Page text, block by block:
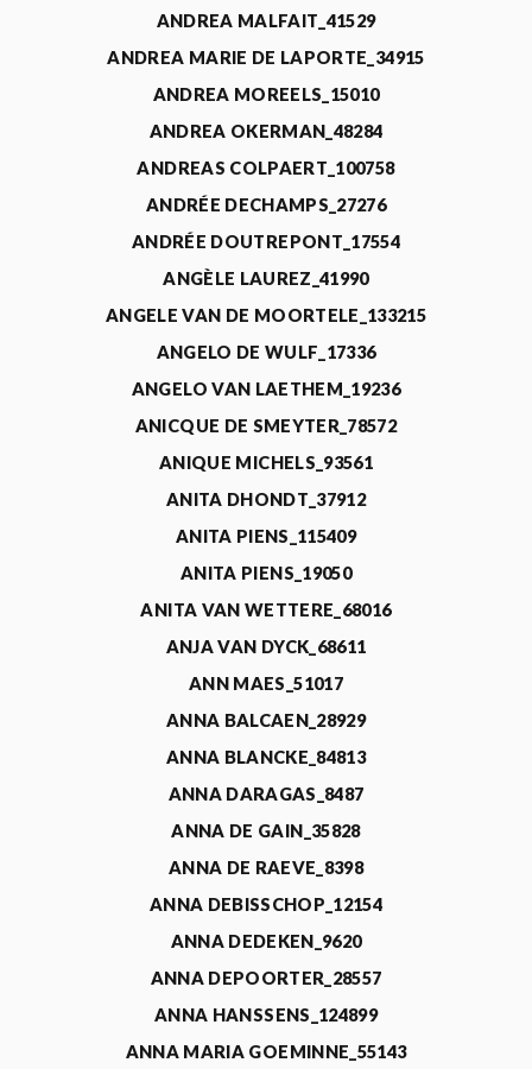
ANDREA MALFAIT_41529
ANDREA MARIE DE LAPORTE_34915
ANDREA MOREELS_15010
ANDREA OKERMAN_48284
ANDREAS COLPAERT_100758
ANDRÉE DECHAMPS_27276
ANDRÉE DOUTREPONT_17554
ANGÈLE LAUREZ_41990
ANGELE VAN DE MOORTELE_133215
ANGELO DE WULF_17336
ANGELO VAN LAETHEM_19236
ANICQUE DE SMEYTER_78572
ANIQUE MICHELS_93561
ANITA DHONDT_37912
ANITA PIENS_115409
ANITA PIENS_19050
ANITA VAN WETTERE_68016
ANJA VAN DYCK_68611
ANN MAES_51017
ANNA BALCAEN_28929
ANNA BLANCKE_84813
ANNA DARAGAS_8487
ANNA DE GAIN_35828
ANNA DE RAEVE_8398
ANNA DEBISSCHOP_12154
ANNA DEDEKEN_9620
ANNA DEPOORTER_28557
ANNA HANSSENS_124899
ANNA MARIA GOEMINNE_55143